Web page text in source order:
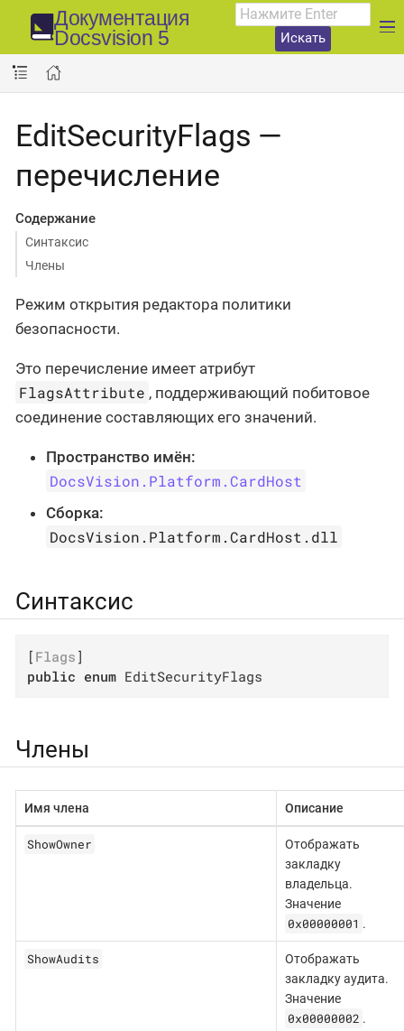
Документация
Docsvision 5
Искать
EditSecurityFlags —
перечисление
Содержание
Синтаксис
Члены
Режим открытия редактора политики
безопасности.
Это перечисление имеет атрибут
FlagsAttribute , поддерживающий побитовое
соединение составляющих его значений.
Пространство имён:
DocsVision.Platform.CardHost
Сборка:
DocsVision.Platform.CardHost.dll
Синтаксис
[ Flags
public enum EditSecurityFlags
Члены
Имя члена Описание
ShowOwner
Отображать
закладку
владельца.
Значение
0x00000001 .
ShowAudits
Отображать
закладку аудита.
Значение
0x00000002 .